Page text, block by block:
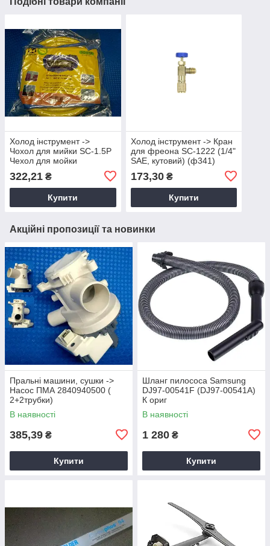
Холод інструмент ->
Чохол для мийки SC-1.5P
Чехол для мойки
Кондиционера "S" 7000 -
12000
322,21 ₴
Купити
Холод інструмент -> Кран
для фреона SC-1222 (1/4"
SAE, кутовий) (ф341)
173,30₴
Купити
Акційні пропозиції та новинки
Пральні машини, сушки ->
Насос ПМА 2840940500 (
2+2трубки)
В наявності
385,39 ₴
Купити
Шланг пилососа Samsung
DJ97-00541F (DJ97-00541A)
К ориг
В наявності
1 280 ₴
Купити